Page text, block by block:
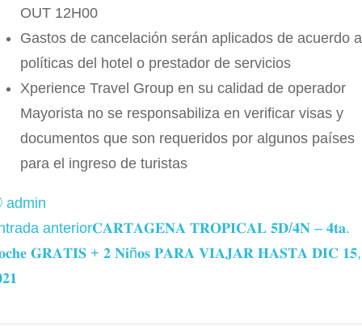
OUT 12H00
Gastos de cancelación serán aplicados de acuerdo a
políticas del hotel o prestador de servicios
Xperience Travel Group en su calidad de operador
Mayorista no se responsabiliza en verificar visas y
documentos que son requeridos por algunos países
para el ingreso de turistas
admin
anterior𝐂𝐀𝐑𝐓𝐀𝐆𝐄𝐍𝐀 𝐓𝐑𝐎𝐏𝐈𝐂𝐀𝐋 𝟓𝐃/𝟒𝐍 – 𝟒𝐭𝐚.
𝐆𝐑𝐀𝐓𝐈𝐒 + 𝟐 𝐍𝐢ñ𝐨𝐬 𝐏𝐀𝐑𝐀 𝐕𝐈𝐀𝐉𝐀𝐑 𝐇𝐀𝐒𝐓𝐀 𝐃𝐈𝐂 𝟏𝟓,